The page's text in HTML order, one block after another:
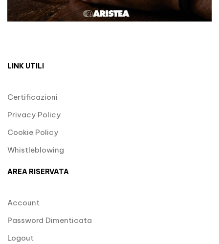
LINK UTILI
Certificazioni
Privacy Policy
Cookie Policy
Whistleblowing
AREA RISERVATA
Account
Password Dimenticata
Logout